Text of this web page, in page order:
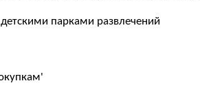
парками развлечений